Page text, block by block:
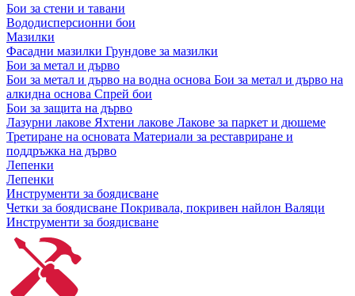
Бои за стени и тавани
Вододисперсионни бои
Мазилки
Фасадни мазилки Грундове за мазилки
Бои за метал и дърво
Бои за метал и дърво на водна основа Бои за метал и дърво на
алкидна основа Спрей бои
Бои за защита на дърво
Лазурни лакове Яхтени лакове Лакове за паркет и дюшеме
Третиране на основата Материали за реставриране и
поддръжка на дърво
Лепенки
Лепенки
Инструменти за боядисване
Четки за боядисване Покривала, покривен найлон Валяци
Инструменти за боядисване